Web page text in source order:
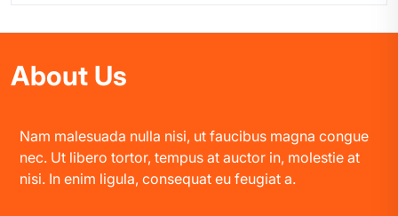
About Us
Nam malesuada nulla nisi, ut faucibus magna congue
nec. Ut libero tortor, tempus at auctor in, molestie at
nisi. In enim ligula, consequat eu feugiat a.